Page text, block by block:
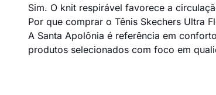
Sim. O knit respirável favorece a
Por que comprar o Tênis Skechers Ultra
A Santa Apolônia é referência em
produtos selecionados com foco em